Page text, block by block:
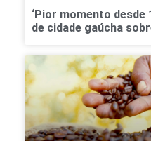
‘Pior momento desde
de cidade gaúcha